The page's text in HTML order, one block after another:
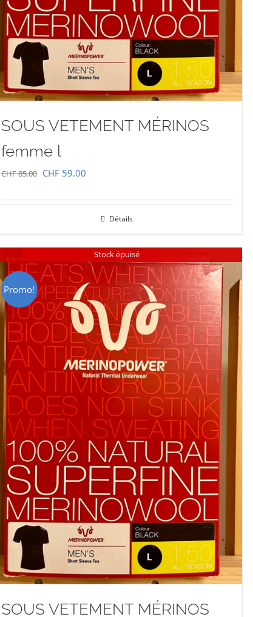
SOUS VETEMENT MÉRINOS
femme l
CHF85.00 Le
initial
CHF 85.00.
CHF59.00Le
actuel
CHF 59.00.
Détails
Stock épuisé
Promo!
SOUS VETEMENT MÉRINOS